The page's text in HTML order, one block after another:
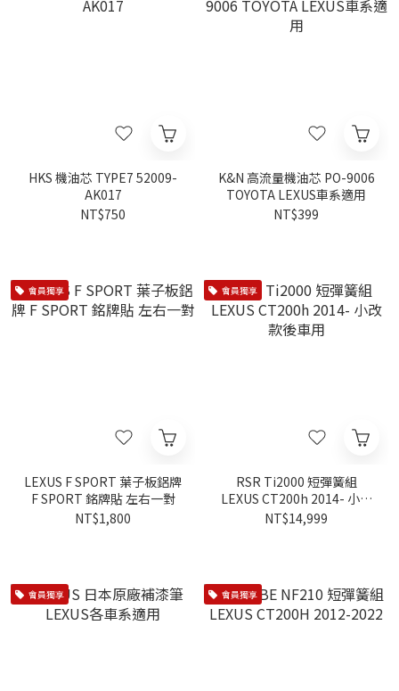
HKS 機油芯 TYPE7 52009-
AK017
NT$750
K&N 高流量機油芯 PO-9006
TOYOTA LEXUS車系適用
NT$399
會員獨享
LEXUS F SPORT 葉子板鋁牌
F SPORT 銘牌貼 左右一對
NT$1,800
會員獨享
RSR Ti2000 短彈簧組
LEXUS CT200h 2014- 小改
款後車用
NT$14,999
會員獨享 會員獨享